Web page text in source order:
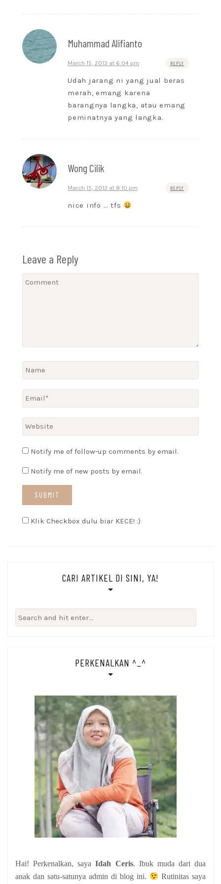
Muhammad Alifianto
March 15, 2013 at 6:04 pm REPLY
Udah jarang ni yang jual beras
merah, emang karena
barangnya langka, atau emang
peminatnya yang langka.
Wong Cilik
March 15, 2013 at 8:10 pm REPLY
nice info … tfs
Leave a Reply
Notify me of follow-up comments by email.
Notify me of new posts by email.
Klik Checkbox dulu biar KECE! :)
CARI ARTIKEL DI SINI, YA!
Search
for:
PERKENALKAN ^_^
Hai! Perkenalkan, sayaIdah Ceris. Ibuk muda dari dua
anak dan satu-satunya admin di blog ini.
Rutinitas saya